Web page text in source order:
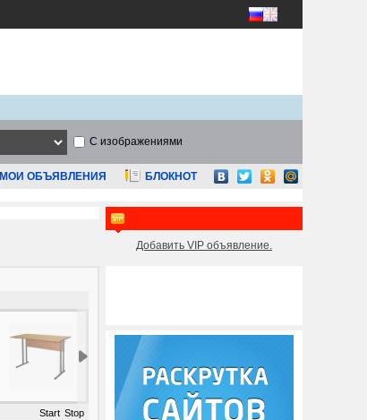
С изображениями
МОИ ОБЪЯВЛЕНИЯ БЛОКНОТ
Start Stop
Добавить VIP объявление.